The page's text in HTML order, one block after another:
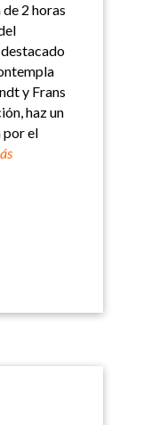
2 horas
y Frans
haz un
por el